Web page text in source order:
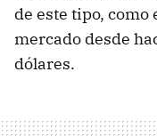
de este tipo, como
mercado desde
dólares.